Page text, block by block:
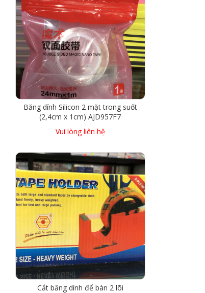
Băng dính Silicon 2 mặt trong suốt
(2,4cm x 1cm) AJD957F7
Vui lòng liên hệ
Cắt băng dính để bàn 2 lõi